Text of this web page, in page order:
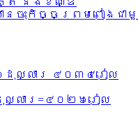
ានចុះកិច្ចព្រមពៀងជា
ដុល្លារ ៤០៣៤រៀល
ល្លារ=៤០២៦រៀល